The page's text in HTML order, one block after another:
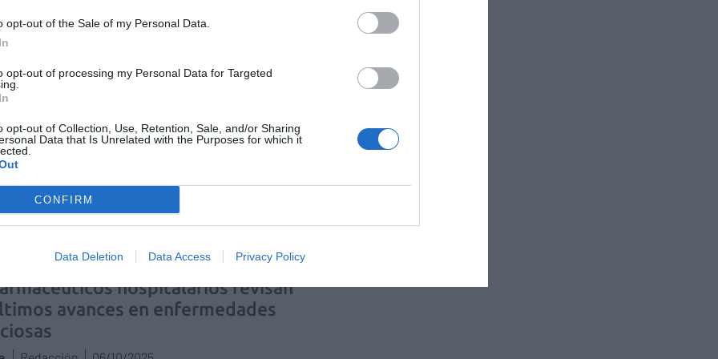
opt-out of the Sale of my Personal Data.
opt-out of processing my Personal Data for Targeted
opt-out of Collection, Use, Retention, Sale, and/or Sharing
Data that Is Unrelated with the Purposes for which it
CONFIRM
Data Deletion Data Access Privacy Policy
clínicamente significativa
en la semana 52 de tratamiento
del estudio ROSE-S se han presentado en la 26ª
del Grupo Español de Tricología y Onicología de la
debe evolucionar el farmacéutico
para liderar el cambio hacia
inteligente?
Redacción 06/10/2025
hospitalarios revisan
avances en enfermedades